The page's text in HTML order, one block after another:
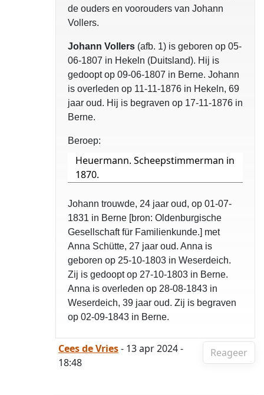
de ouders en voorouders van Johann
Vollers.
Johann Vollers (afb. 1) is geboren op 05-
06-1807 in Hekeln (Duitsland). Hij is
gedoopt op 09-06-1807 in Berne. Johann
is overleden op 11-11-1876 in Hekeln, 69
jaar oud. Hij is begraven op 17-11-1876 in
Berne.
Beroep:
Heuermann. Scheepstimmerman in
1870.
Johann trouwde, 24 jaar oud, op 01-07-
1831 in Berne [bron: Oldenburgische
Gesellschaft für Familienkunde.] met
Anna Schütte, 27 jaar oud. Anna is
geboren op 25-10-1803 in Weserdeich.
Zij is gedoopt op 27-10-1803 in Berne.
Anna is overleden op 28-08-1843 in
Weserdeich, 39 jaar oud. Zij is begraven
op 02-09-1843 in Berne.
Reageer
Cees de Vries- 13 apr 2024 -
18:48